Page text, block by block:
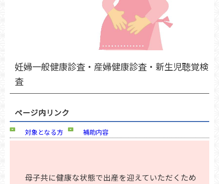
妊婦一般健康診査・産婦健康診査・新生児聴覚検
査
ページ内リンク
対象となる方 補助内容
母子共に健康な状態で出産を迎えていただくため